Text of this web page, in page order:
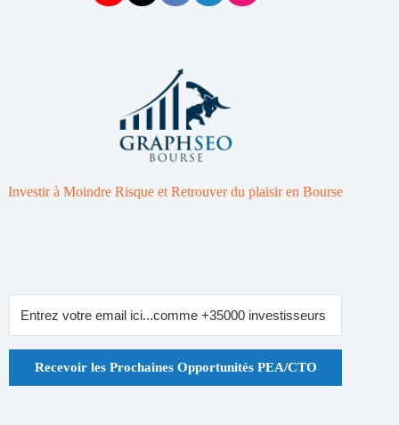
Investir à Moindre Risque et Retrouver du plaisir en Bourse
Recevoir les Prochaines Opportunités PEA/CTO